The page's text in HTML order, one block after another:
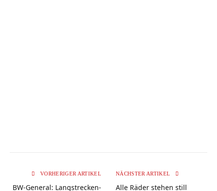
VORHERIGER ARTIKEL
BW-General: Langstrecken-
NÄCHSTER ARTIKEL
Alle Räder stehen still